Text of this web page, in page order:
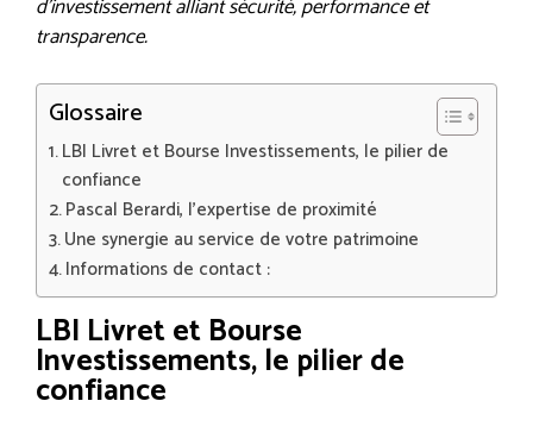
d’investissement alliant sécurité, performance et
transparence.
Glossaire
LBI Livret et Bourse Investissements, le pilier de
confiance
Pascal Berardi, l’expertise de proximité
Une synergie au service de votre patrimoine
Informations de contact :
LBI Livret et Bourse
Investissements, le pilier de
confiance